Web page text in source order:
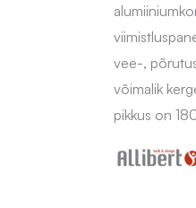
vee-,
võimalik
pikkus on